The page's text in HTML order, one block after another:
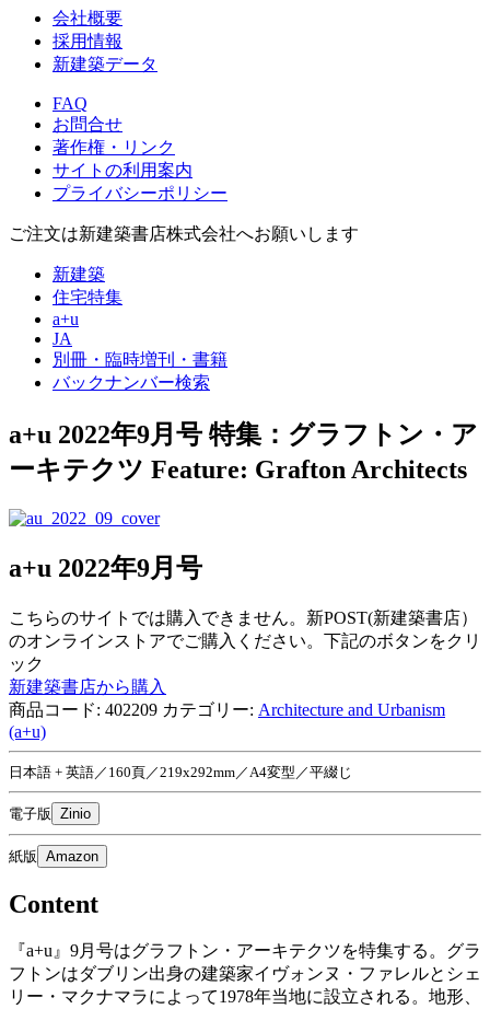
会社概要
採用情報
新建築データ
FAQ
お問合せ
著作権・リンク
サイトの利用案内
プライバシーポリシー
ご注文は新建築書店株式会社へお願いします
新建築
住宅特集
a+u
JA
別冊・臨時増刊・書籍
バックナンバー検索
a+u 2022年9月号 特集：グラフトン・ア
ーキテクツ Feature: Grafton Architects
a+u 2022年9月号
こちらのサイトでは購入できません。新POST(新建築書店）
のオンラインストアでご購入ください。下記のボタンをクリ
ック
新建築書店から購入
商品コード: 402209 カテゴリー: Architecture and Urbanism
(a+u)
日本語 + 英語／160頁／219x292mm／A4変型／平綴じ
電子版 Zinio
紙版 Amazon
Content
『a+u』9月号はグラフトン・アーキテクツを特集する。グラ
フトンはダブリン出身の建築家イヴォンヌ・ファレルとシェ
リー・マクナマラによって1978年当地に設立される。地形、